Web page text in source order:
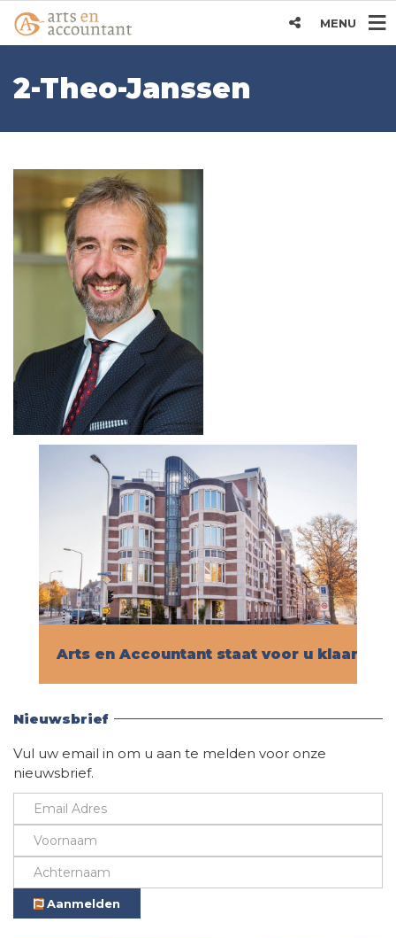
MENU
2-Theo-Janssen
Arts en Accountant staat voor u klaar!
Nieuwsbrief
Vul uw email in om u aan te melden voor onze
nieuwsbrief.
Aanmelden